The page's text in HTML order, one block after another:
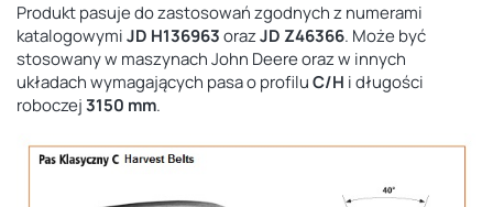
Produkt pasuje do zastosowań zgodnych z numerami
katalogowymiJD H136963orazJD Z46366. Może być
stosowany w maszynach John Deere oraz w innych
układach wymagających pasa o profiluC/H i długości
roboczej3150 mm.